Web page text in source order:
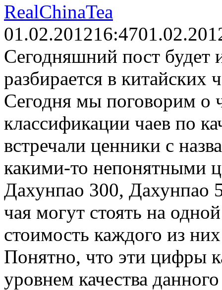
RealChinaTea
01.02.201216:47
Сегодняшний пост будет
разбирается в китайских
Сегодня мы поговорим о
классификации чаев по
встречали ценники с
какими-то непонятными
Дахунпао 300, Дахунпао
чая могут стоять на
стоимость каждого из
Понятно, что эти цифры
уровнем качества